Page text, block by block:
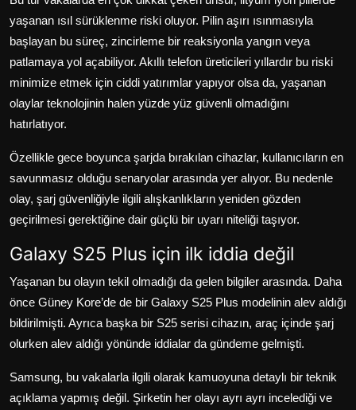
yaşanan ısıl sürüklenme riski oluyor. Pilin aşırı ısınmasıyla
başlayan bu süreç, zincirleme bir reaksiyonla yangın veya
patlamaya yol açabiliyor. Akıllı telefon üreticileri yıllardır bu riski
minimize etmek için ciddi yatırımlar yapıyor olsa da, yaşanan
olaylar teknolojinin halen yüzde yüz güvenli olmadığını
hatırlatıyor.
Özellikle gece boyunca şarjda bırakılan cihazlar, kullanıcıların en
savunmasız olduğu senaryolar arasında yer alıyor. Bu nedenle
olay, şarj güvenliğiyle ilgili alışkanlıkların yeniden gözden
geçirilmesi gerektiğine dair güçlü bir uyarı niteliği taşıyor.
Galaxy S25 Plus için ilk iddia değil
Yaşanan bu olayın tekil olmadığı da gelen bilgiler arasında. Daha
önce Güney Kore’de de bir Galaxy S25 Plus modelinin alev aldığı
bildirilmişti. Ayrıca başka bir S25 serisi cihazın, araç içinde şarj
olurken alev aldığı yönünde iddialar da gündeme gelmişti.
Samsung, bu vakalarla ilgili olarak kamuoyuna detaylı bir teknik
açıklama yapmış değil. Şirketin her olayı ayrı ayrı incelediği ve